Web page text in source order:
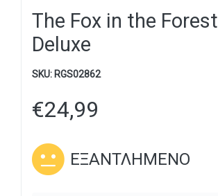
The Fox in the Forest
Deluxe
SKU: RGS02862
€24,99
ΕΞΑΝΤΛΗΜΈΝΟ